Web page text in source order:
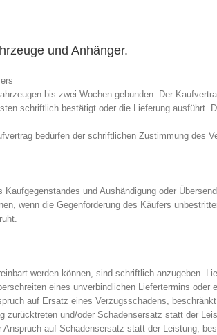
und Anhänger.
bis zwei Wochen gebunden. Der
schriftlich bestätigt oder die Lieferung
bedürfen der schriftlichen Zustimmung des
und Aushändigung oder
wenn die Gegenforderung des Käufers
werden können, sind schriftlich anzugeben.
eines unverbindlichen Liefertermins
auf Ersatz eines Verzugsschadens,
zurücktreten und/oder Schadensersatz statt der
auf Schadensersatz statt der Leistung,